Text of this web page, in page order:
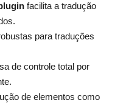
facilita a tradução
para traduções
de controle total por
de elementos como